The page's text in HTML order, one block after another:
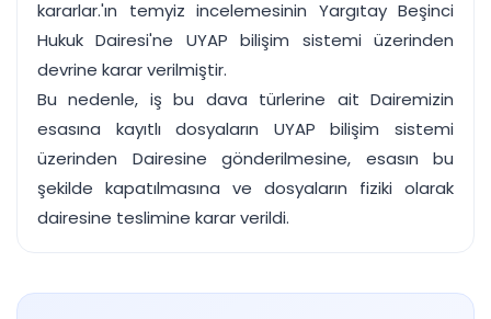
kararlar.'ın temyiz incelemesinin Yargıtay Beşinci
Hukuk Dairesi'ne UYAP bilişim sistemi üzerinden
devrine karar verilmiştir.
Bu nedenle, iş bu dava türlerine ait Dairemizin
esasına kayıtlı dosyaların UYAP bilişim sistemi
üzerinden Dairesine gönderilmesine, esasın bu
şekilde kapatılmasına ve dosyaların fiziki olarak
dairesine teslimine karar verildi.